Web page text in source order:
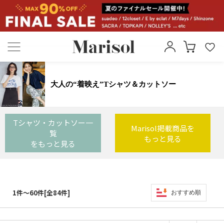
大人の“着映え”Tシャツ＆カットソー
Tシャツ・カットソー一
覧
をもっと見る
Marisol掲載商品を
もっと見る
1件～60件[全84件] おすすめ順